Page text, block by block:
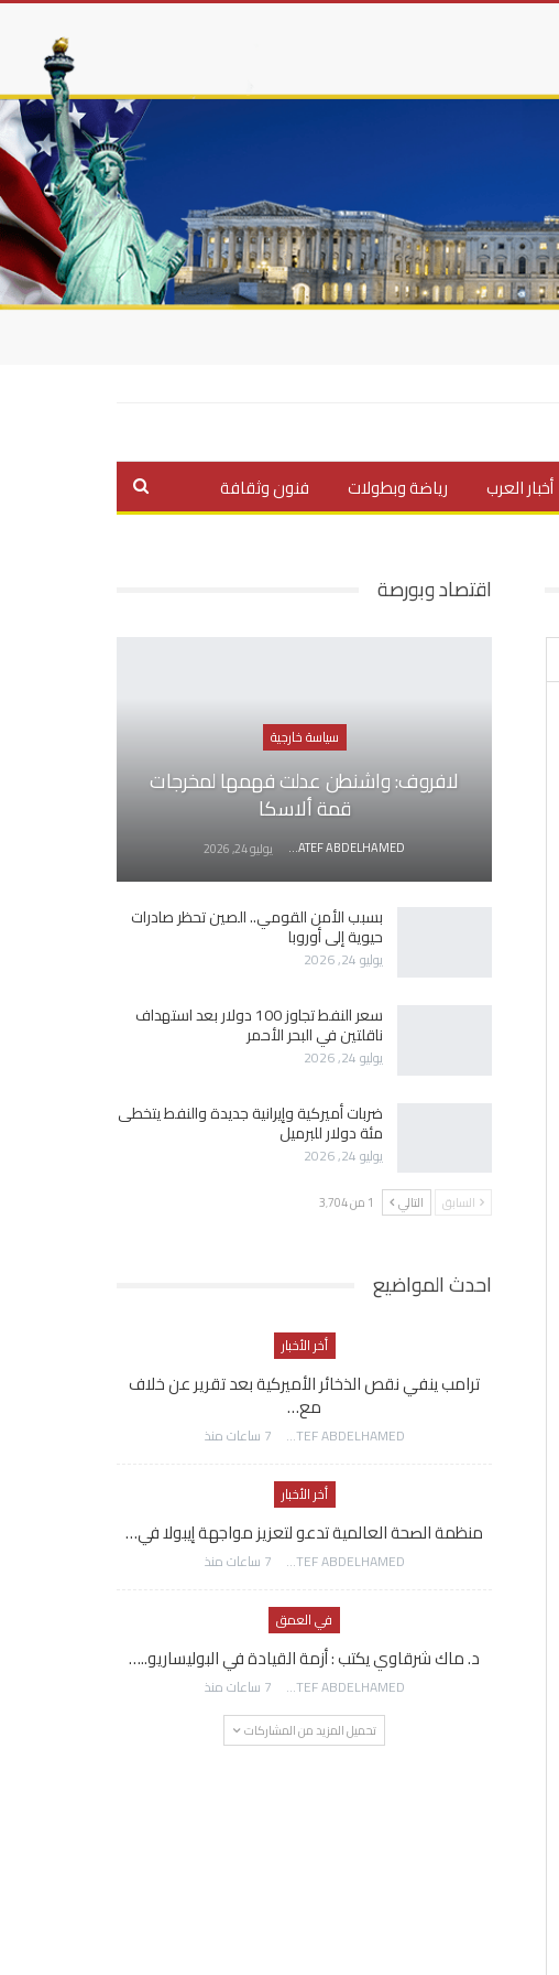
أخبار العرب رياضة وبطولات
فنون وثقافة
اقتصاد وبورصة
سياسة خارجية
لافروف: واشنطن عدلت فهمها لمخرجات
قمة ألاسكا
AWATEF ABDELHAMED يوليو 24, 2026
بسبب الأمن القومي.. الصين تحظر صادرات
حيوية إلى أوروبا
يوليو 24, 2026
سعر النفط تجاوز 100 دولار بعد استهداف
ناقلتين في البحر الأحمر
يوليو 24, 2026
ضربات أميركية وإيرانية جديدة والنفط يتخطى
مئة دولار للبرميل
يوليو 24, 2026
السابق التالي 1 من 3٬704
احدث المواضيع
أخر الأخبار
ترامب ينفي نقص الذخائر الأميركية بعد تقرير عن خلاف
مع…
AWATEF ABDELHAMED 7 ساعات منذ
أخر الأخبار
منظمة الصحة العالمية تدعو لتعزيز مواجهة إيبولا في…
AWATEF ABDELHAMED 7 ساعات منذ
في العمق
د. ماك شرقاوي يكتب : أزمة القيادة في البوليساريو..…
AWATEF ABDELHAMED 7 ساعات منذ
تحميل المزيد من المشاركات